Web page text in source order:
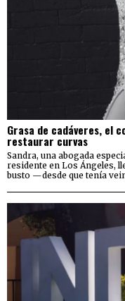
Grasa de cadáveres, el
restaurar curvas
Sandra, una abogada
residente en Los Ángeles,
busto —desde que tenía